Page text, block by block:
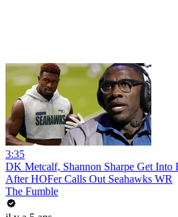
3:35
DK Metcalf, Shannon Sharpe Get
After HOFer Calls Out Seahawks WR
The Fumble